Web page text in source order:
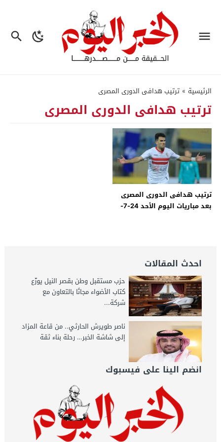
الرئيسية » ترتيب هدافى الدورى المصرى
ترتيب هدافى الدورى المصرى
ترتيب هدافى الدورى المصرى
بعد مباريات اليوم الأحد 24-7-
احدث المقالات
حزب مستقبل وطن بقصر النيل يوزّع
كتاب الأضواء مجانًا بالتعاون مع
شركة...
ناصر طويرش الحارثي.. من قاعة المزاد
إلى شاشة الخبر… رحلة بناء ثقة
انضم الينا على فيسبوك